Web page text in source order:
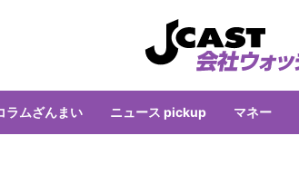
ラムざんまい ニュース pickup マネー